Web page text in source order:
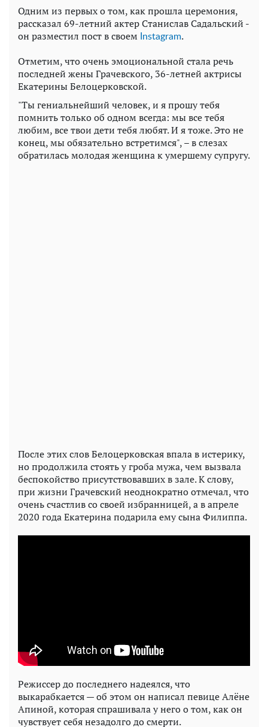
Одним из первых о том, как прошла церемония,
рассказал 69-летний актер Станислав Садальский -
он разместил пост в своем Instagram.
Отметим, что очень эмоциональной стала речь
последней жены Грачевского, 36-летней актрисы
Екатерины Белоцерковской.
"Ты гениальнейший человек, и я прошу тебя
помнить только об одном всегда: мы все тебя
любим, все твои дети тебя любят. И я тоже. Это не
конец, мы обязательно встретимся", – в слезах
обратилась молодая женщина к умершему супругу.
После этих слов Белоцерковская впала в истерику,
но продолжила стоять у гроба мужа, чем вызвала
беспокойство присутствовавших в зале. К слову,
при жизни Грачевский неоднократно отмечал, что
очень счастлив со своей избранницей, а в апреле
2020 года Екатерина подарила ему сына Филиппа.
Режиссер до последнего надеялся, что
выкарабкается — об этом он написал певице Алёне
Апиной, которая спрашивала у него о том, как он
чувствует себя незадолго до смерти.